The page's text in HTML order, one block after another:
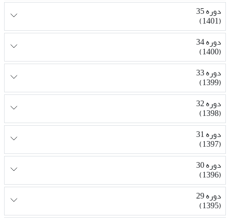
دوره 35
(1401)
دوره 34
(1400)
دوره 33
(1399)
دوره 32
(1398)
دوره 31
(1397)
دوره 30
(1396)
دوره 29
(1395)